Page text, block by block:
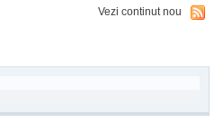
Vezi continut nou